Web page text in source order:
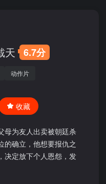
天 6.7分
动作片
收藏
为友人出卖被朝廷杀
的确立，他想要报仇之
决定放下个人恩怨，发